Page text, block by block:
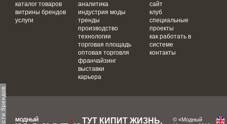
каталог товаров
витрины брендов
услуги
аналитика
индустрия моды
тренды
производство
технологии
торговая площадь
оптовая торговля
франчайзинг
выставки
карьера
сайт
клуб
специальные
проекты
как работать в
системе
контакты
ТУТ КИПИТ ЖИЗНЬ,
© «Модный